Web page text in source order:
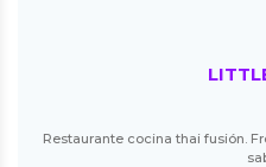
Restaurante cocina thai fusión.